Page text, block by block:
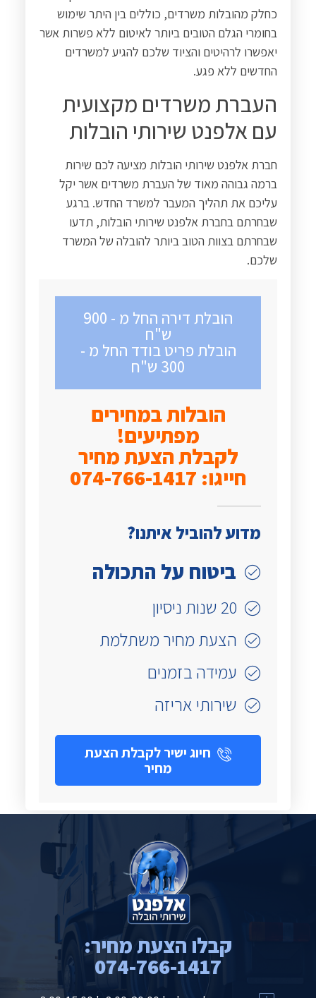
כחלק מהובלות משרדים, כוללים בין היתר שימוש
בחומרי הגלם הטובים ביותר לאיטום ללא פשרות אשר
יאפשרו לרהיטים והציוד שלכם להגיע למשרדים
החדשים ללא פגע.
העברת משרדים מקצועית
עם אלפנט שירותי הובלות
חברת אלפנט שירותי הובלות מציעה לכם שירות
ברמה גבוהה מאוד של העברת משרדים אשר יקל
עליכם את תהליך המעבר למשרד החדש. ברגע
שבחרתם בחברת אלפנט שירותי הובלות, תדעו
שבחרתם בצוות הטוב ביותר להובלה של המשרד
שלכם.
הובלת דירה החל מ - 900
ש"ח
הובלת פריט בודד החל מ -
300 ש"ח
הובלות במחירים
מפתיעים!
לקבלת הצעת מחיר
חייגו: 074-766-1417
מדוע להוביל איתנו?
ביטוח על התכולה
20 שנות ניסיון
הצעת מחיר משתלמת
עמידה בזמנים
שירותי אריזה
חיוג ישיר לקבלת הצעת
מחיר
קבלו הצעת מחיר:
074-766-1417